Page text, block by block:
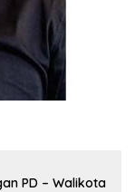
PD – Walikota